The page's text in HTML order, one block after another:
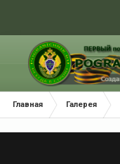
Главная Галерея